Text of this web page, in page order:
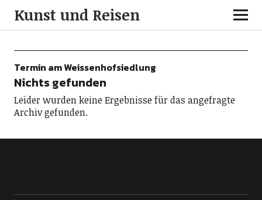
Kunst und Reisen
Termin amWeissenhofsiedlung
Nichts gefunden
Leider wurden keine Ergebnisse für das angefragte
Archiv gefunden.